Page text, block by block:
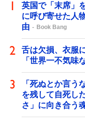
英国で「末席」
に呼び寄せた人
由
Book Bang
舌は欠損、衣服
「世界一不気味
「死ぬとか言う
を残して自死し
さ」に向き合う